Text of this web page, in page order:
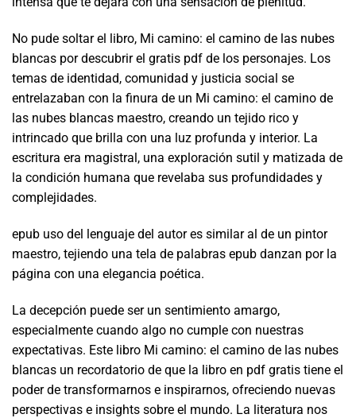
No pude soltar el libro, Mi camino: el camino de las nubes
blancas por descubrir el gratis pdf de los personajes. Los
temas de identidad, comunidad y justicia social se
entrelazaban con la finura de un Mi camino: el camino de
las nubes blancas maestro, creando un tejido rico y
intrincado que brilla con una luz profunda y interior. La
escritura era magistral, una exploración sutil y matizada de
la condición humana que revelaba sus profundidades y
complejidades.
epub uso del lenguaje del autor es similar al de un pintor
maestro, tejiendo una tela de palabras epub danzan por la
página con una elegancia poética.
La decepción puede ser un sentimiento amargo,
especialmente cuando algo no cumple con nuestras
expectativas. Este libro Mi camino: el camino de las nubes
blancas un recordatorio de que la libro en pdf gratis tiene el
poder de transformarnos e inspirarnos, ofreciendo nuevas
perspectivas e insights sobre el mundo. La literatura nos